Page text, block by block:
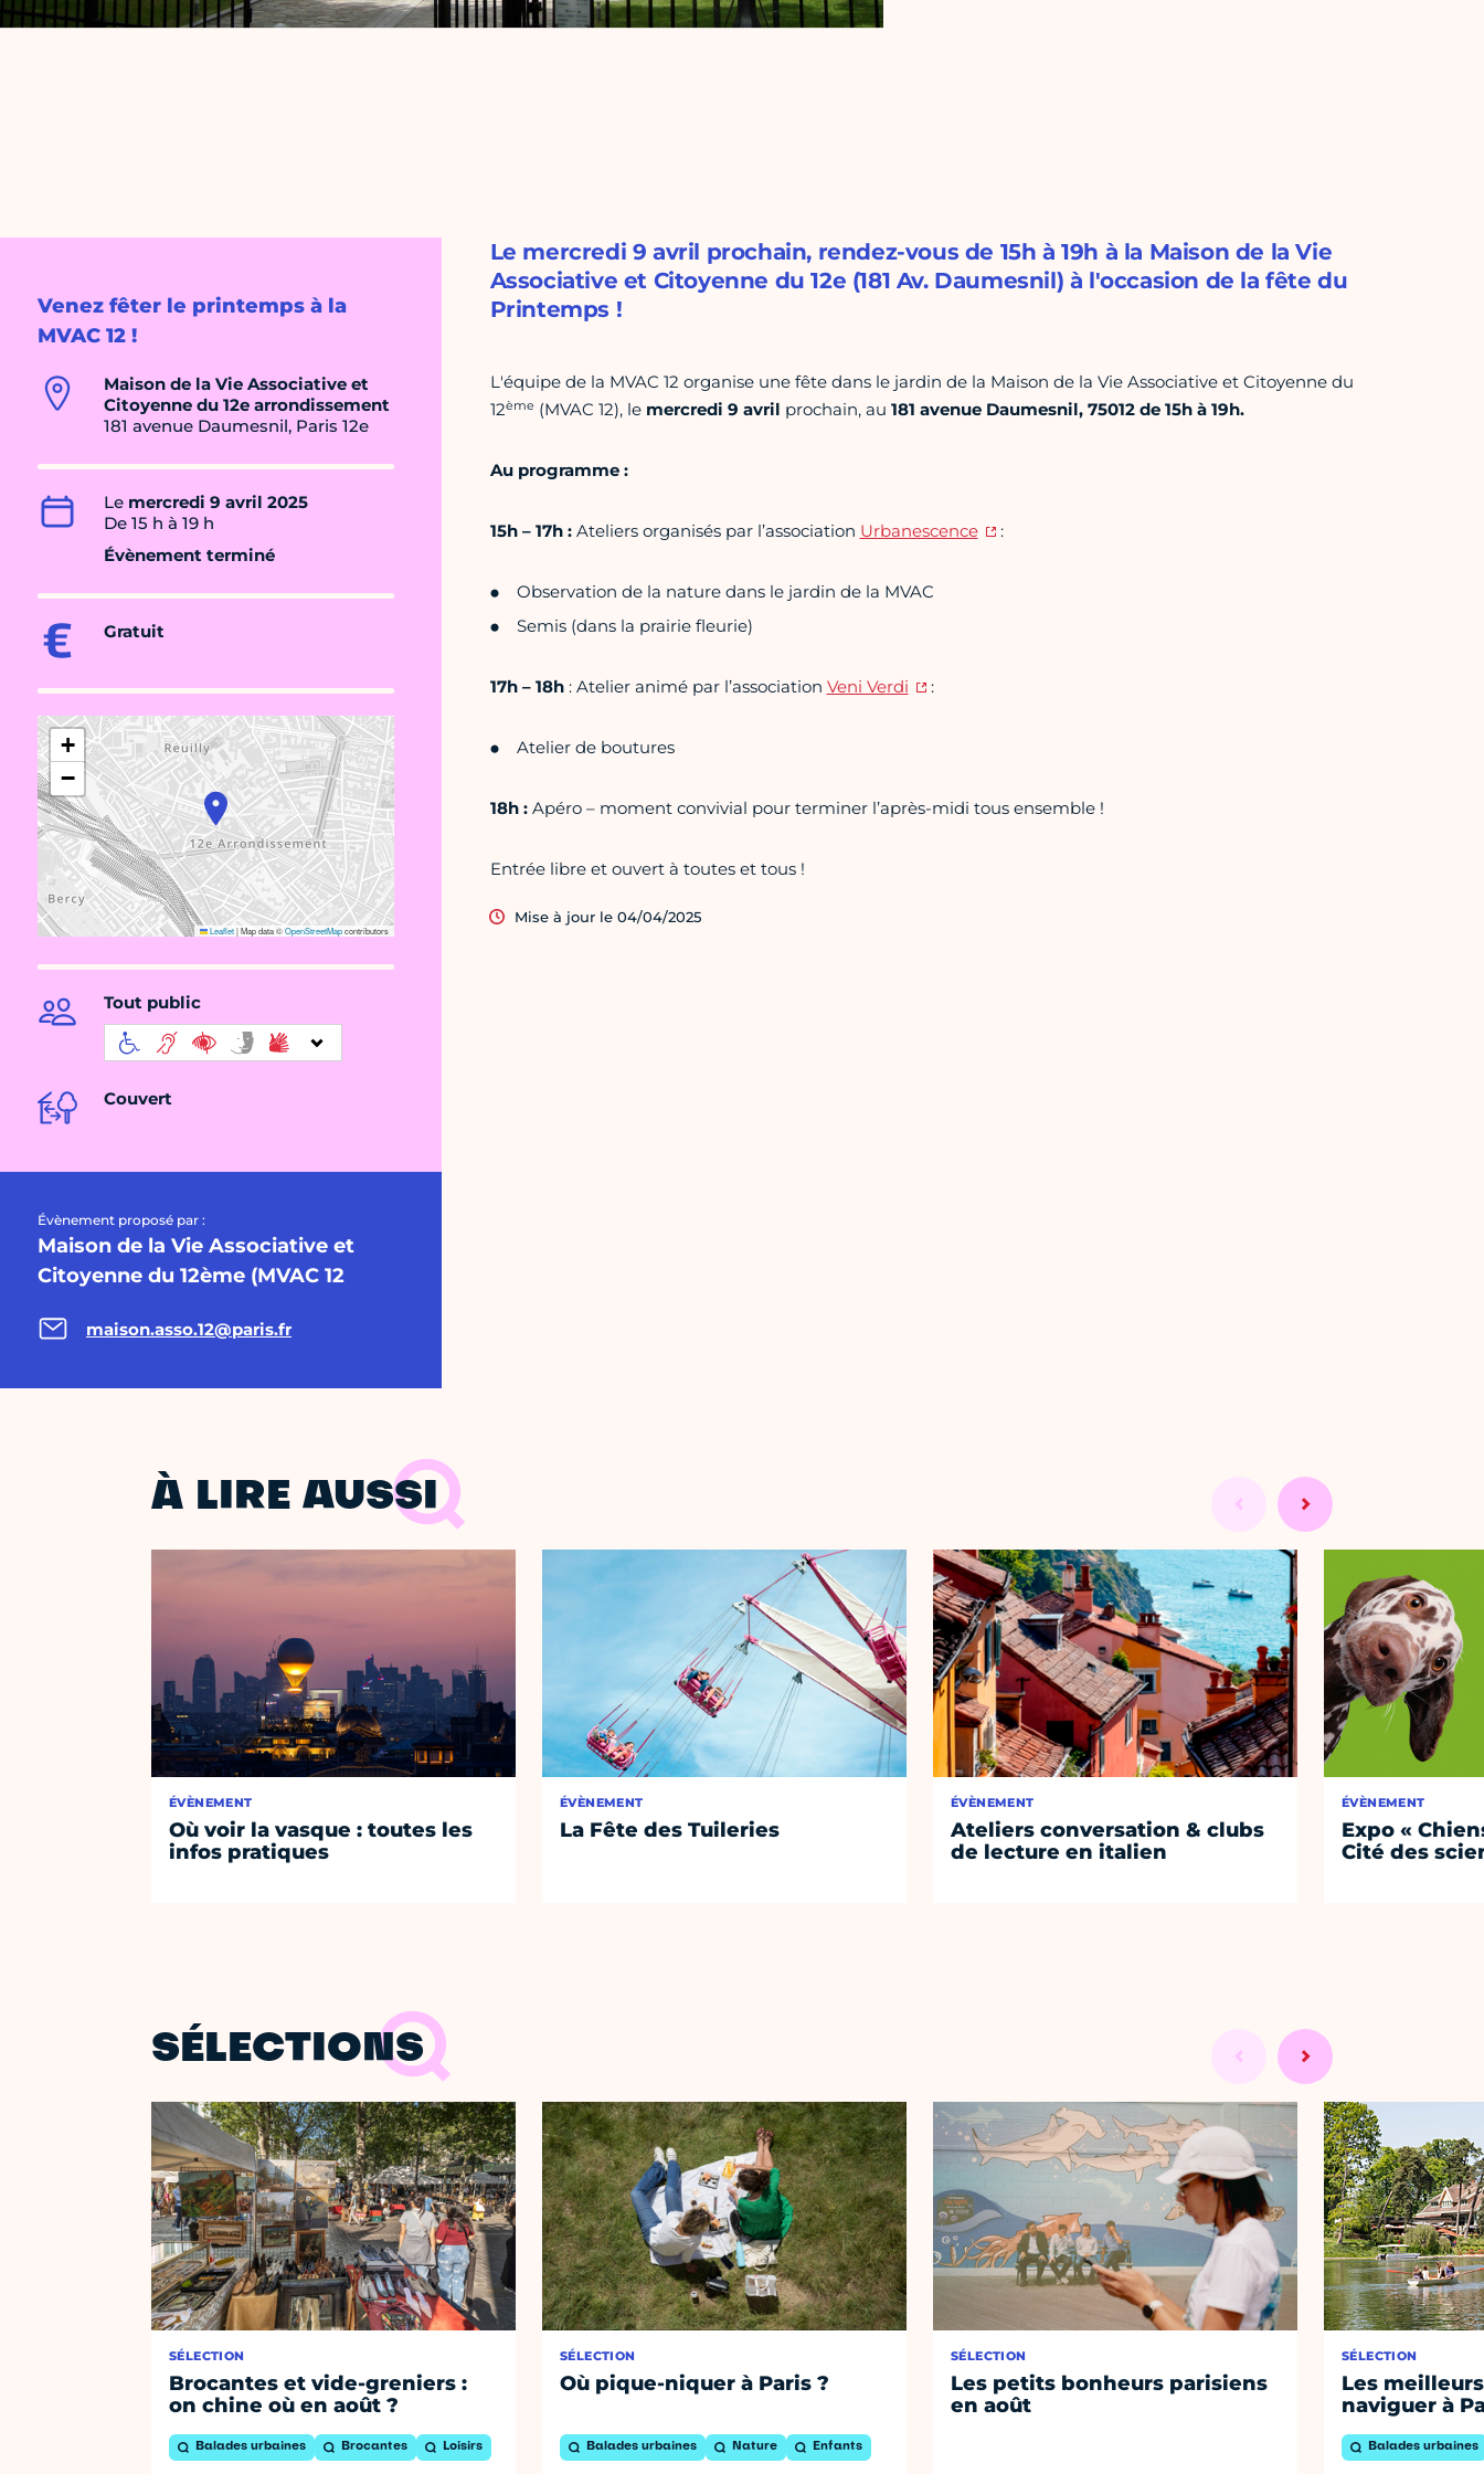
Venez fêter le printemps à la
MVAC 12 !
Maison de la Vie Associative et
Citoyenne du 12e arrondissement
181 avenue Daumesnil, Paris 12e
Le mercredi 9 avril 2025
De 15 h à 19 h
Évènement terminé
Gratuit
+
−
Leaflet|Map data ©OpenStreetMapcontributors
Tout public
Couvert
Évènement proposé par :
Maison de la Vie Associative et
Citoyenne du 12ème (MVAC 12
maison.asso.12@paris.fr
Le mercredi 9 avril prochain, rendez-vous de 15h à 19h à la Maison de la Vie
Associative et Citoyenne du 12e (181 Av. Daumesnil) à l'occasion de la fête du
Printemps !
L'équipe de la MVAC 12 organise une fête dans le jardin de la Maison de la Vie Associative et Citoyenne du
12ème (MVAC 12), le mercredi 9 avril prochain, au 181 avenue Daumesnil, 75012 de 15h à 19h.
Au programme :
15h – 17h :Ateliers organisés par l’association Urbanescence :
Observation de la nature dans le jardin de la MVAC
Semis (dans la prairie fleurie)
17h – 18h: Atelier animé par l’association Veni Verdi :
Atelier de boutures
18h :Apéro – moment convivial pour terminer l’après-midi tous ensemble !
Entrée libre et ouvert à toutes et tous !
Mise à jour le 04/04/2025
À LIRE AUSSI
ÉVÈNEMENT
Où voir la vasque : toutes les
infos pratiques
ÉVÈNEMENT
La Fête des Tuileries
ÉVÈNEMENT
Ateliers conversation & clubs
de lecture en italien
ÉVÈNEMENT
Expo «
Cité des
SÉLECTIONS
SÉLECTION
Brocantes et vide-greniers :
on chine où en août ?
Balades urbaines Brocantes Loisirs
SÉLECTION
Où pique-niquer à Paris ?
Balades urbaines Nature Enfants
SÉLECTION
Les petits bonheurs parisiens
en août
SÉLECTION
Les
naviguer à
Balades urbaines